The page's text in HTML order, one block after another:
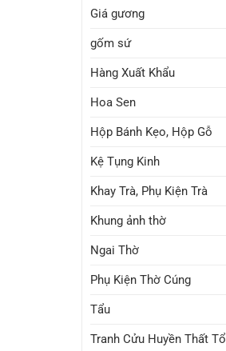
Giá gương
gốm sứ
Hàng Xuất Khẩu
Hoa Sen
Hộp Bánh Kẹo, Hộp Gỗ
Kệ Tụng Kinh
Khay Trà, Phụ Kiện Trà
Khung ảnh thờ
Ngai Thờ
Phụ Kiện Thờ Cúng
Tẩu
Tranh Cửu Huyền Thất Tổ